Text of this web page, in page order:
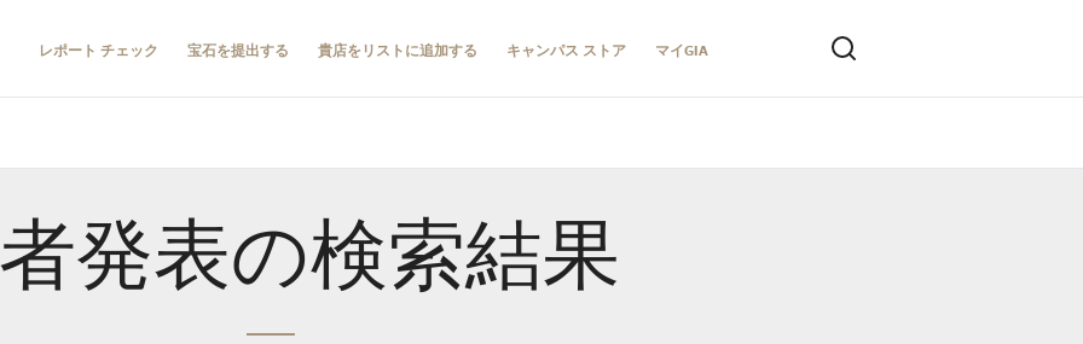
レポート チェック 宝石を提出する 貴店をリストに追加する キャンパス ストア マイGIA
発表の検索結果